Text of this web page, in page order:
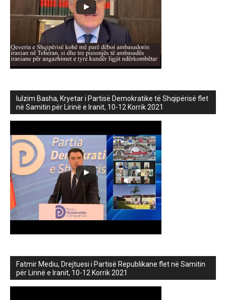
lulzim Basha, Kryetar i Partisë Demokratike të Shqipërisë flet
në Samitin për Lirinë e Iranit, 10-12 Korrik 2021
Fatmir Mediu, Drejtuesi i Partisë Republikane flet në Samitin
për Lirinë e Iranit, 10-12 Korrik 2021